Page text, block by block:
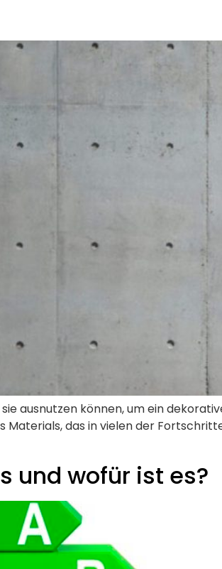
ausnutzen können, um ein
Materials, das in vielen der
und wofür ist es?